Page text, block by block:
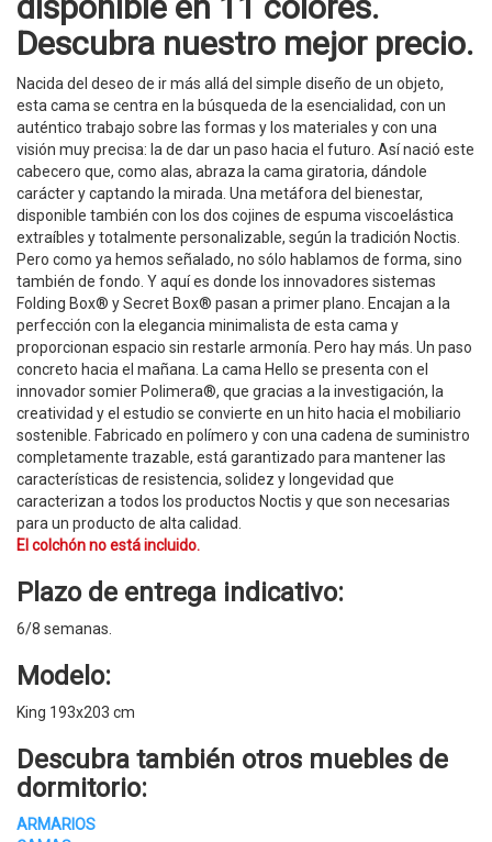
Descubra nuestro mejor precio.
Nacida del deseo de ir más allá del simple diseño de un objeto,
esta cama se centra en la búsqueda de la esencialidad, con un
auténtico trabajo sobre las formas y los materiales y con una
visión muy precisa: la de dar un paso hacia el futuro. Así nació este
cabecero que, como alas, abraza la cama giratoria, dándole
carácter y captando la mirada. Una metáfora del bienestar,
disponible también con los dos cojines de espuma viscoelástica
extraíbles y totalmente personalizable, según la tradición Noctis.
Pero como ya hemos señalado, no sólo hablamos de forma, sino
también de fondo. Y aquí es donde los innovadores sistemas
Folding Box® y Secret Box® pasan a primer plano. Encajan a la
perfección con la elegancia minimalista de esta cama y
proporcionan espacio sin restarle armonía. Pero hay más. Un paso
concreto hacia el mañana. La cama Hello se presenta con el
innovador somier Polimera®, que gracias a la investigación, la
creatividad y el estudio se convierte en un hito hacia el mobiliario
sostenible. Fabricado en polímero y con una cadena de suministro
completamente trazable, está garantizado para mantener las
características de resistencia, solidez y longevidad que
caracterizan a todos los productos Noctis y que son necesarias
para un producto de alta calidad.
El colchón no está incluido.
Plazo de entrega indicativo:
6/8 semanas.
Modelo:
King 193x203 cm
Descubra también otros muebles de
dormitorio:
ARMARIOS